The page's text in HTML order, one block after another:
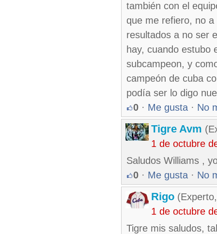
también con el
que me refiero, no
resultados a no ser
hay, cuando estubo
subcampeon, y
campeón de cuba
podía ser lo digo
0 · Me gusta · No
Tigre Avm
1 de octubre
Saludos Williams ,
0 · Me gusta · No
Rigo
1 de octubre
Tigre mis saludos,